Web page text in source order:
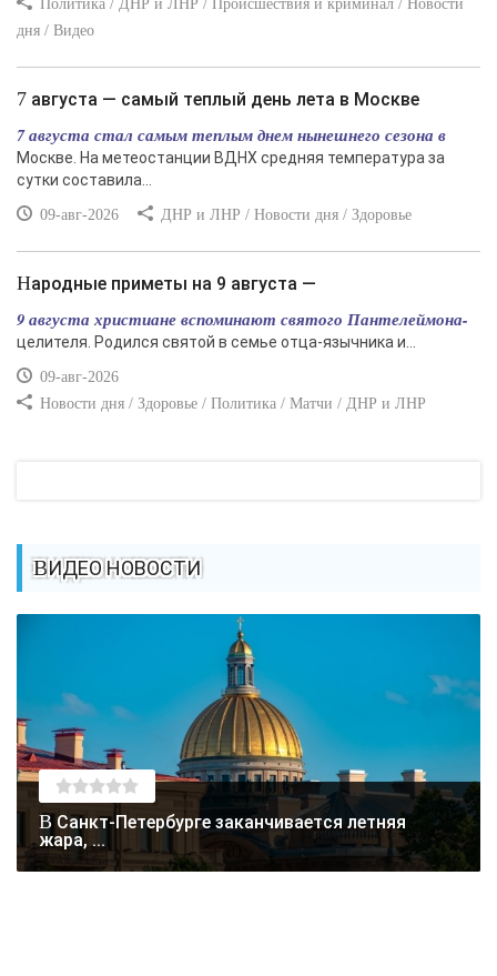
Политика / ДНР и ЛНР / Происшествия и криминал / Новости
дня / Видео
7 августа — самый теплый день лета в Москве
7 августа стал самым теплым днем нынешнего сезона в
Москве. На метеостанции ВДНХ средняя температура за
сутки составила...
09-авг-2026 ДНР и ЛНР / Новости дня / Здоровье
Народные приметы на 9 августа —
9 августа христиане вспоминают святого Пантелеймона-
целителя. Родился святой в семье отца-язычника и...
09-авг-2026
Новости дня / Здоровье / Политика / Матчи / ДНР и ЛНР
ВИДЕО НОВОСТИ
В Санкт-Петербурге заканчивается летняя
жара, ...